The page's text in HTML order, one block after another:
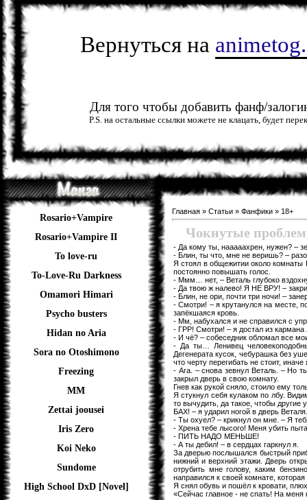
Вернуться на
Для того чтобы добавить фанф/
P.S. на остальные ссылки можете не клацать, будет
Rosario+Vampire
Rosario+Vampire II
To love-ru
To-Love-Ru Darkness
Omamori Himari
Psycho busters
Hidan no Aria
Sora no Otoshimono
Freezing
ММ
Zettai joousei
Iris Zero
Koi Neko
Sundome
High School DxD [Novel]
Главная » Статьи » Фанфики » 18+
Чокнутые
- Да кому ты, нааааахрен, нужен? –
- Блин, ты что, мне не веришь? –
Я стоял в общежитии около комнаты
постоянно повышать голос.
- Ммм… нет, – Веталь глубоко
- Да твою ж налево! Я НЕ ВРУ! –
- Блин, не ори, почти три ночи! –
- Смотри! – я крутанулся на месте,
запёкшаяся кровь.
- Мм, набухался и не справился с
- ГРР! Смотри! – я достал из
- И чё? – собеседник обломал все
- Да ты… Ленивец
Дегенерата кусок, чебурашка
что черту перегибать не стоит,
- Ага. – снова зевнул Веталь. – Но
закрыл дверь в свою комнату.
Гнев как рукой сняло, стоило ему
Я стукнул себя кулаком по лбу.
то вычудить, да такое, чтобы
БАХ! – я ударил ногой в дверь Веталя.
- Ты охуел? – крикнул он мне. – Я
- Хрена тебе лысого! Меня убить
- ПИТЬ НАДО МЕНЬШЕ!
- А ты дебил! – в сердцах гаркнул я.
За дверью послышался быстрый
нижний и верхний этажи. Дверь
отрубить мне голову, каким
направился к своей комнате,
Я снял обувь и пошёл к кровати,
«Сейчас главное - не спать! На